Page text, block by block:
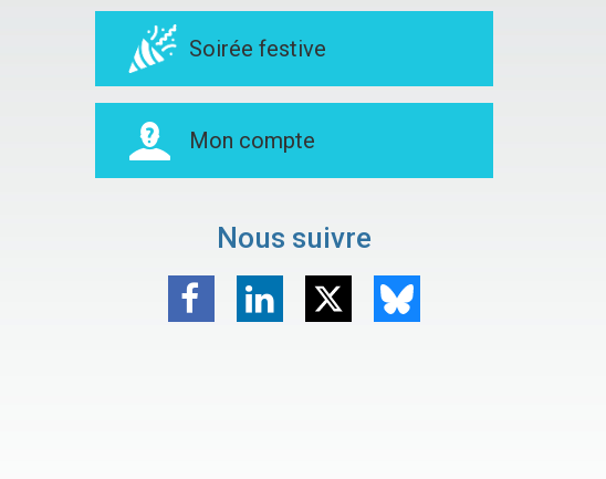
Soirée festive
Mon compte
Nous suivre